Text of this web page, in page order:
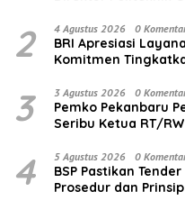
2 4 Agustus 2026 0
BRI Apresiasi
Komitmen
3 3 Agustus 2026 0
Pemko Pekanbaru
Seribu Ketua RT/
4 5 Agustus 2026 0
BSP Pastikan
Prosedur dan Prinsip